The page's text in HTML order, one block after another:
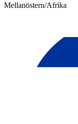
Mellanöstern/Afrika​​